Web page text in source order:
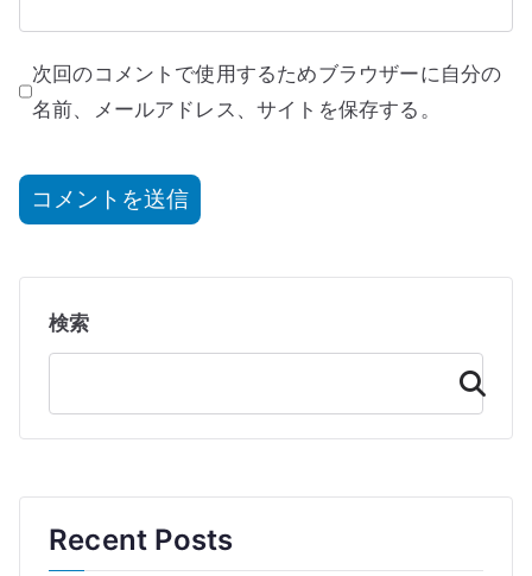
次回のコメントで使用するためブラウザーに自分の
名前、メールアドレス、サイトを保存する。
検索
検
索
Recent Posts